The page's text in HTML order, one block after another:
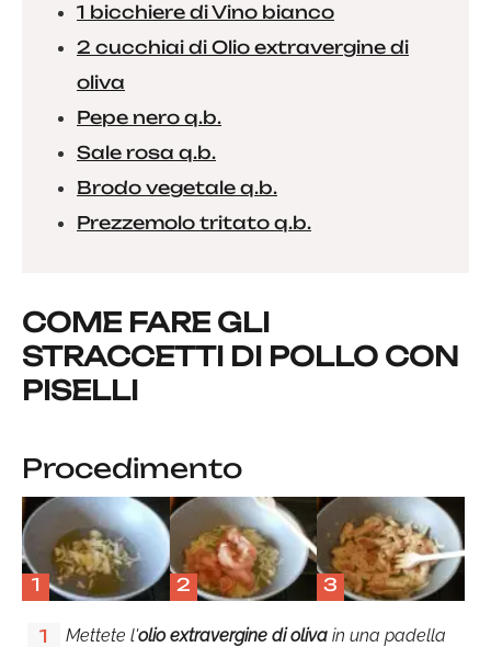
1 bicchiere di Vino bianco
2 cucchiai di Olio extravergine di
oliva
Pepe nero q.b.
Sale rosa q.b.
Brodo vegetale q.b.
Prezzemolo tritato q.b.
COME FARE GLI
STRACCETTI DI POLLO CON
PISELLI
Procedimento
1 2 3
1 Mettete l'olio extravergine di oliva in una padella